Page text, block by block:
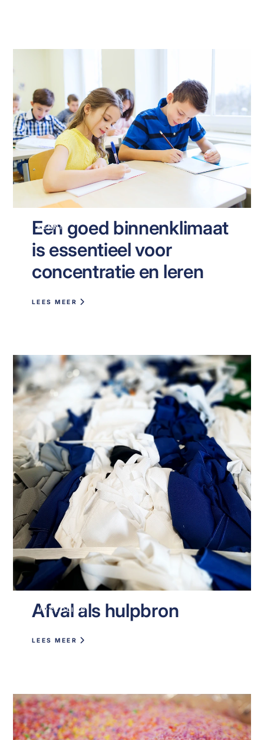
KENNIS
Een goed binnenklimaat
is essentieel voor
concentratie en leren
LEES MEER
UPCYCLING
Afval als hulpbron
LEES MEER